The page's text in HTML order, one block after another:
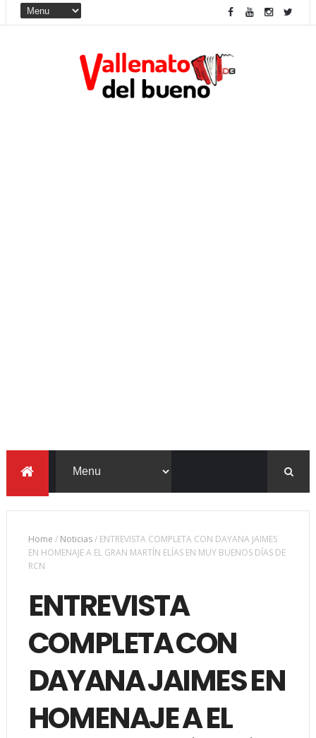
Home / Noticias/ ENTREVISTA COMPLETA CON DAYANA JAIMES
EN HOMENAJE A EL GRAN MARTÍN ELÍAS EN MUY BUENOS DÍAS DE
RCN
ENTREVISTA
COMPLETA CON
DAYANA JAIMES EN
HOMENAJE A EL